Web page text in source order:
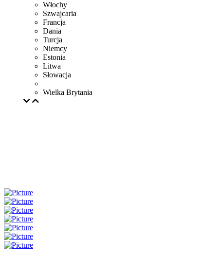
Włochy
Szwajcaria
Francja
Dania
Turcja
Niemcy
Estonia
Litwa
Słowacja
Wielka Brytania